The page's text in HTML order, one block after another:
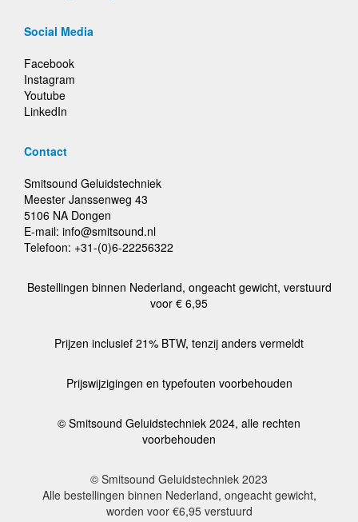
Social Media
Facebook
Instagram
Youtube
LinkedIn
Contact
Smitsound Geluidstechniek
Meester Janssenweg 43
5106 NA Dongen
E-mail: info@smitsound.nl
Telefoon: +31-(0)6-22256322
Bestellingen binnen Nederland, ongeacht gewicht, verstuurd
voor € 6,95
Prijzen inclusief 21% BTW, tenzij anders vermeldt
Prijswijzigingen en typefouten voorbehouden
© Smitsound Geluidstechniek 2024, alle rechten
voorbehouden
© Smitsound Geluidstechniek 2023
Alle bestellingen binnen Nederland, ongeacht gewicht,
worden voor €6,95 verstuurd